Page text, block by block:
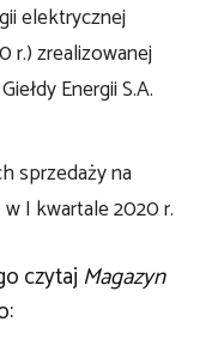
elektrycznej
r.) zrealizowanej
Energii S.A.
sprzedaży na
w I kwartale 2020 r.
czytajMagazyn